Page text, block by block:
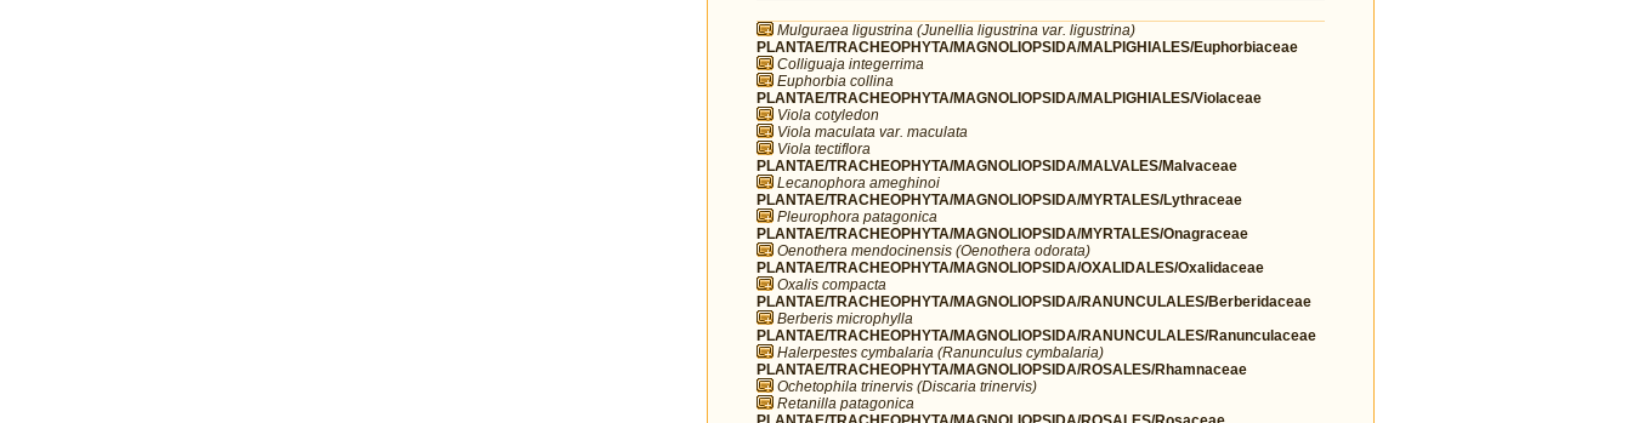
Mulguraea ligustrina (Junellia ligustrina var. ligustrina)
PLANTAE/TRACHEOPHYTA/MAGNOLIOPSIDA/MALPIGHIALES/Euphorbiaceae
Colliguaja integerrima
Euphorbia collina
PLANTAE/TRACHEOPHYTA/MAGNOLIOPSIDA/MALPIGHIALES/Violaceae
Viola cotyledon
Viola maculata var. maculata
Viola tectiflora
PLANTAE/TRACHEOPHYTA/MAGNOLIOPSIDA/MALVALES/Malvaceae
Lecanophora ameghinoi
PLANTAE/TRACHEOPHYTA/MAGNOLIOPSIDA/MYRTALES/Lythraceae
Pleurophora patagonica
PLANTAE/TRACHEOPHYTA/MAGNOLIOPSIDA/MYRTALES/Onagraceae
Oenothera mendocinensis (Oenothera odorata)
PLANTAE/TRACHEOPHYTA/MAGNOLIOPSIDA/OXALIDALES/Oxalidaceae
Oxalis compacta
PLANTAE/TRACHEOPHYTA/MAGNOLIOPSIDA/RANUNCULALES/Berberidaceae
Berberis microphylla
PLANTAE/TRACHEOPHYTA/MAGNOLIOPSIDA/RANUNCULALES/Ranunculaceae
Halerpestes cymbalaria (Ranunculus cymbalaria)
PLANTAE/TRACHEOPHYTA/MAGNOLIOPSIDA/ROSALES/Rhamnaceae
Ochetophila trinervis (Discaria trinervis)
Retanilla patagonica